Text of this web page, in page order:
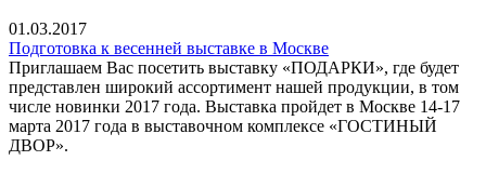
01.03.2017
Подготовка к весенней выставке в Москве
Приглашаем Вас посетить выставку «ПОДАРКИ», где будет
представлен широкий ассортимент нашей продукции, в том
числе новинки 2017 года. Выставка пройдет в Москве 14-17
марта 2017 года в выставочном комплексе «ГОСТИНЫЙ
ДВОР».